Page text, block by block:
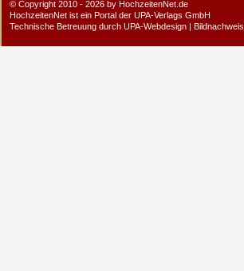
© Copyright 2010 - 2026 by HochzeitenNet.de
HochzeitenNet ist ein Portal der UPA-Verlags GmbH
Technische Betreuung durch UPA-Webdesign | Bildnachweis